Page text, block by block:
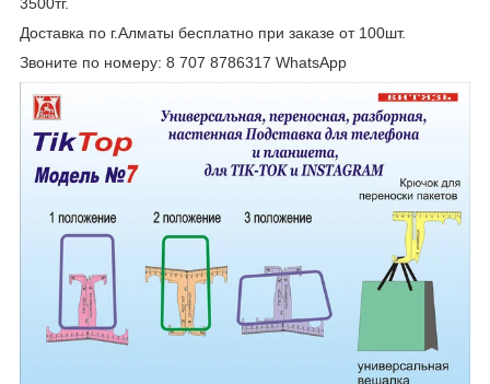
Доставка по г.Алматы бесплатно при заказе от 100шт.
Звоните по номеру: 8 707 8786317 WhatsАpp